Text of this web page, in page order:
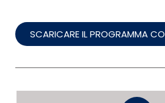
SCARICARE IL PROGRAMMA